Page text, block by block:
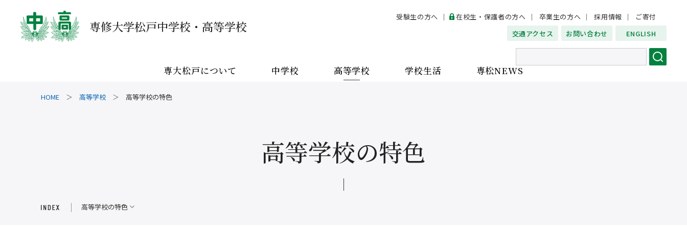
専修大学松戸中学校・高等学校
受験生の方へ 在校生・保護者の方へ 卒業生の方へ 採用情報
ご寄付
交通アクセス
お問い合わせ ENGLISH
専大松戸について 中学校 高等学校 学校生活 専松NEWS
高等学校 高等学校の特色
高等学校の特色
高等学校の特色
専修大学松戸中学校・高等学校
在校生・
保護者の方へ